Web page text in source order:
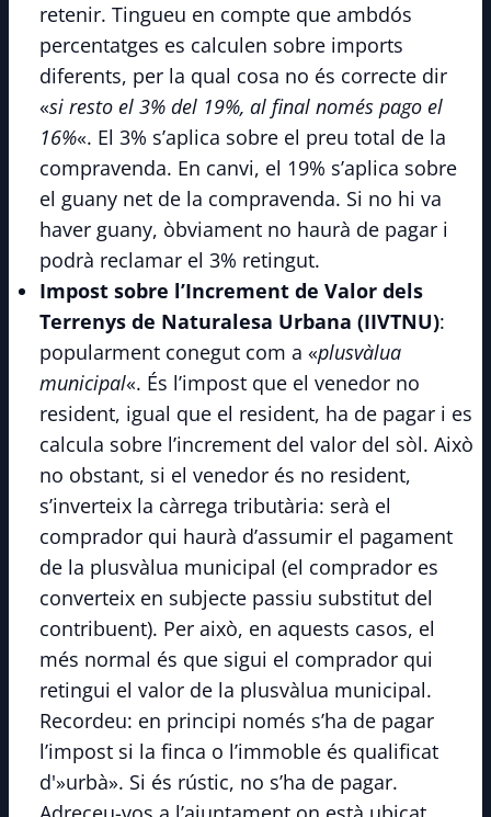
retenir. Tingueu en compte que ambdós
percentatges es calculen sobre imports
diferents, per la qual cosa no és correcte dir
«si resto el 3% del 19%, al final només pago el
16%«. El 3% s’aplica sobre el preu total de la
compravenda. En canvi, el 19% s’aplica sobre
el guany net de la compravenda. Si no hi va
haver guany, òbviament no haurà de pagar i
podrà reclamar el 3% retingut.
Impost sobre l’Increment de Valor dels
Terrenys de Naturalesa Urbana (IIVTNU):
popularment conegut com a «plusvàlua
municipal«. És l’impost que el venedor no
resident, igual que el resident, ha de pagar i es
calcula sobre l’increment del valor del sòl. Això
no obstant, si el venedor és no resident,
s’inverteix la càrrega tributària: serà el
comprador qui haurà d’assumir el pagament
de la plusvàlua municipal (el comprador es
converteix en subjecte passiu substitut del
contribuent). Per això, en aquests casos, el
més normal és que sigui el comprador qui
retingui el valor de la plusvàlua municipal.
Recordeu: en principi només s’ha de pagar
l’impost si la finca o l’immoble és qualificat
d'»urbà». Si és rústic, no s’ha de pagar.